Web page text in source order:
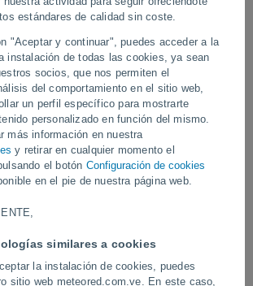
estándares de calidad sin coste.
"Aceptar y continuar", puedes acceder a la
instalación de todas las cookies, ya sean
socios, que nos permiten el
del comportamiento en el sitio web,
un perfil específico para mostrarte
personalizado en función del mismo.
más información en nuestra
y retirar en cualquier momento el
el botón Configuración de cookies
en el pie de nuestra página web.
similares a cookies
la instalación de cookies, puedes
sitio web meteored.com.ve. En este caso,
estragos en
a los habitantes de la zona, y a su paso
a volar objetos de gran tamaño. Los daños